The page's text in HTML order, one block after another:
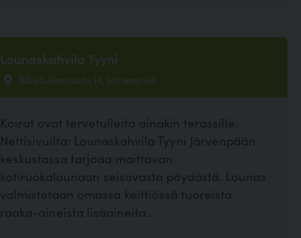
Lounaskahvila Tyyni
Sibeliuksenkatu 14, Järvenpää
Koirat ovat tervetulleita ainakin terassille.
Nettisivuilta: Lounaskahvila Tyyni Järvenpään
keskustassa tarjoaa maittavan
kotiruokalounaan seisovasta pöydästä. Lounas
valmistetaan omassa keittiössä tuoreista
raaka-aineista lisäaineita...